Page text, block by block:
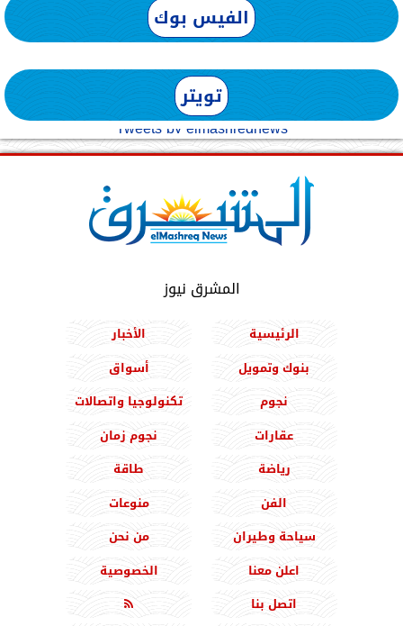
الفيس بوك
تويتر
Tweets by elmashreqnews
المشرق نيوز
الرئيسية
الأخبار
بنوك وتمويل
أسواق
نجوم
تكنولوجيا واتصالات
عقارات
نجوم زمان
رياضة
طاقة
الفن
منوعات
سياحة وطيران
من نحن
اعلن معنا
الخصوصية
اتصل بنا
